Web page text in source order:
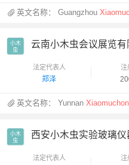
英文名称：Guangzhou
小木
虫
云南小木虫会议展览有
法定代表人
郑泽
注
英文名称：Yunnan
小木
虫
西安小木虫实验玻璃仪
法定代表人 注